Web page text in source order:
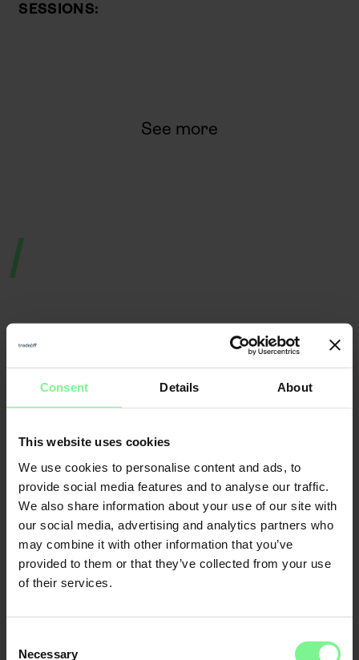
Consent Details About
This website uses cookies
We use cookies to personalise content and ads, to
provide social media features and to analyse our traffic.
We also share information about your use of our site with
our social media, advertising and analytics partners who
may combine it with other information that you’ve
provided to them or that they’ve collected from your use
of their services.
Selection
Necessary
SESSIONS:
See more
Nicole
Büttner
Founder & CEO
Merantix
Momentum, Digital
Leader World
Economic Forum
Elisabeth
Partner Deloitte
& Data | ex gen
founder, VC
CFO